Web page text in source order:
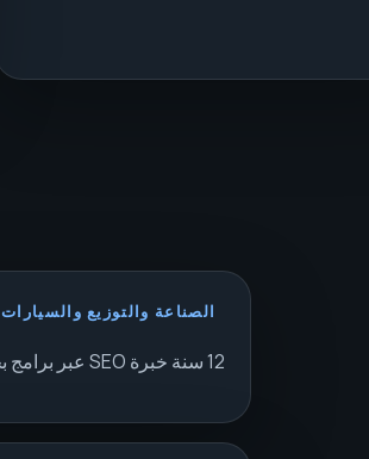
الصناعة والتوزيع والسيارات
12 سنة خبرة SEO عبر برامج بحث مؤسسية، SMB، متعددة المواقع وتقنية.